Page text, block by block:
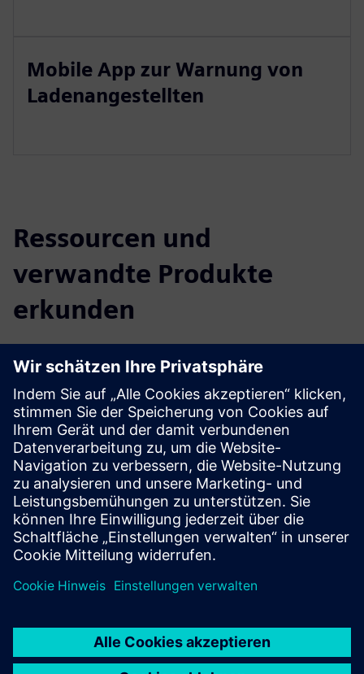
Mobile App zur Warnung von
Ladenangestellten
Ressourcen und
verwandte Produkte
erkunden
Weitere Informationen und
Ressourcen
Juganu — Intelligente Einzelhandelsplattform
ROI im Einzelhandel
Datenblatt für Tulip
Voraussetzungen